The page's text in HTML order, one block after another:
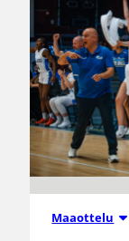
Maaottelu